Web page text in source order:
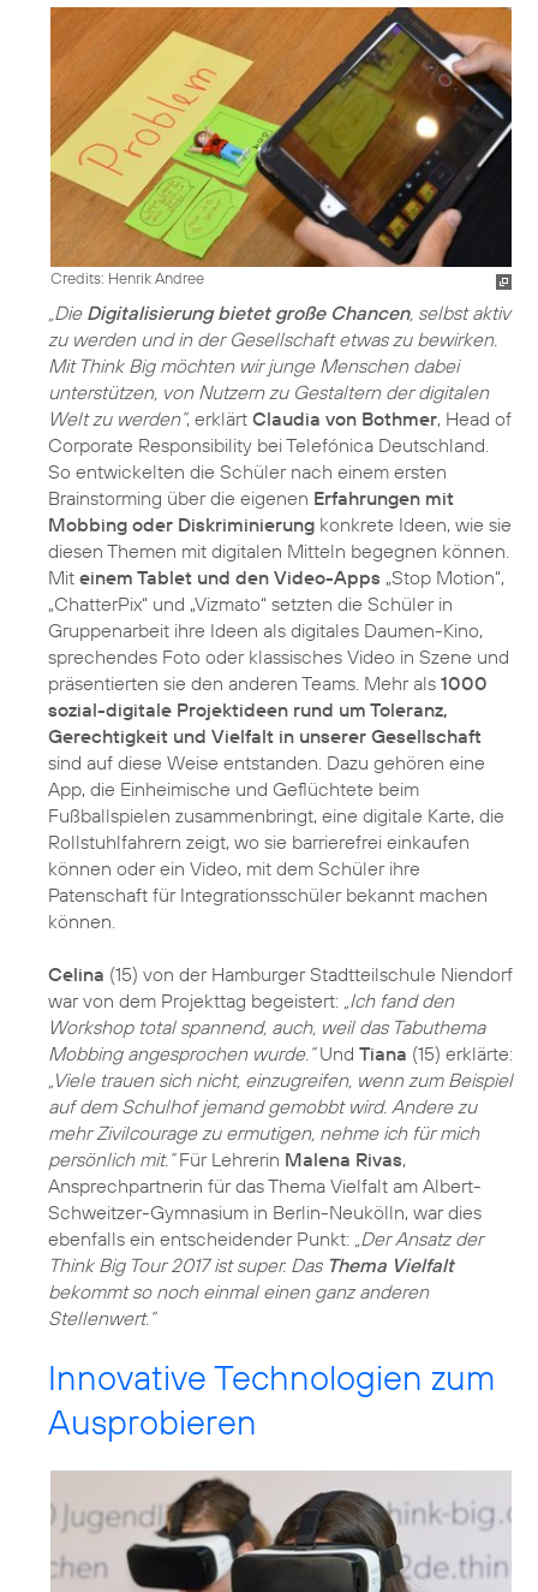
Credits: Henrik Andree
„Die Digitalisierung bietet große Chancen, selbst aktiv
zu werden und in der Gesellschaft etwas zu bewirken.
Mit Think Big möchten wir junge Menschen dabei
unterstützen, von Nutzern zu Gestaltern der digitalen
Welt zu werden“, erklärt Claudia von Bothmer, Head of
Corporate Responsibility bei Telefónica Deutschland.
So entwickelten die Schüler nach einem ersten
Brainstorming über die eigenen Erfahrungen mit
Mobbing oder Diskriminierung konkrete Ideen, wie sie
diesen Themen mit digitalen Mitteln begegnen können.
Mit einem Tablet und den Video-Apps „Stop Motion“,
„ChatterPix“ und „Vizmato“ setzten die Schüler in
Gruppenarbeit ihre Ideen als digitales Daumen-Kino,
sprechendes Foto oder klassisches Video in Szene und
präsentierten sie den anderen Teams. Mehr als 1000
sozial-digitale Projektideen rund um Toleranz,
Gerechtigkeit und Vielfalt in unserer Gesellschaft
sind auf diese Weise entstanden. Dazu gehören eine
App, die Einheimische und Geflüchtete beim
Fußballspielen zusammenbringt, eine digitale Karte, die
Rollstuhlfahrern zeigt, wo sie barrierefrei einkaufen
können oder ein Video, mit dem Schüler ihre
Patenschaft für Integrationsschüler bekannt machen
können.
Celina (15) von der Hamburger Stadtteilschule Niendorf
war von dem Projekttag begeistert: „Ich fand den
Workshop total spannend, auch, weil das Tabuthema
Mobbing angesprochen wurde.“Und Tiana (15) erklärte:
„Viele trauen sich nicht, einzugreifen, wenn zum Beispiel
auf dem Schulhof jemand gemobbt wird. Andere zu
mehr Zivilcourage zu ermutigen, nehme ich für mich
persönlich mit.“Für Lehrerin Malena Rivas,
Ansprechpartnerin für das Thema Vielfalt am Albert-
Schweitzer-Gymnasium in Berlin-Neukölln, war dies
ebenfalls ein entscheidender Punkt: „Der Ansatz der
Think Big Tour 2017 ist super. Das Thema Vielfalt
bekommt so noch einmal einen ganz anderen
Stellenwert.“
Innovative Technologien zum
Ausprobieren